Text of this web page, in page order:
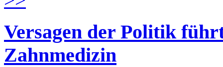
Versagen der Politik
Zahnmedizin